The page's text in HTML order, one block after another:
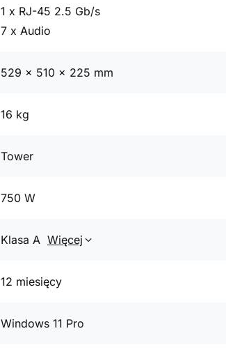
1 x RJ-45 2.5 Gb/s
7 x Audio
529 x 510 x 225 mm
16 kg
Tower
750 W
Klasa A Więcej
12 miesięcy
Windows 11 Pro